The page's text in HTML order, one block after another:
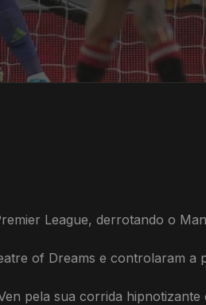
League, derrotando o
of Dreams e controlaram
pela sua corrida